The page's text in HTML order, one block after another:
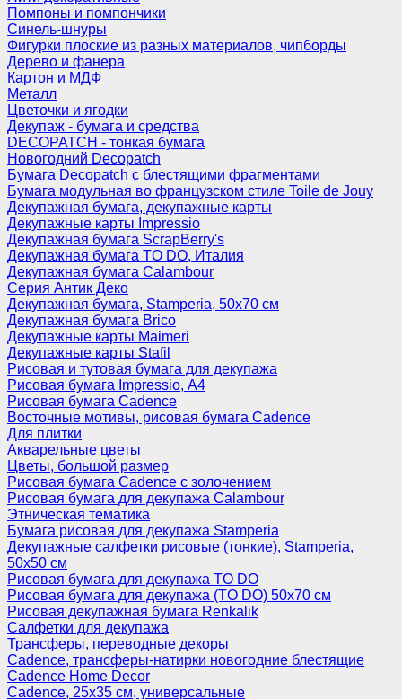
Помпоны и помпончики
Синель-шнуры
Фигурки плоские из разных материалов, чипборды
Дерево и фанера
Картон и МДФ
Металл
Цветочки и ягодки
Декупаж - бумага и средства
DECOPATCH - тонкая бумага
Новогодний Decopatch
Бумага Decopatch с блестящими фрагментами
Бумага модульная во французском стиле Toile de Jouy
Декупажная бумага, декупажные карты
Декупажные карты Impressio
Декупажная бумага ScrapBerry's
Декупажная бумага TO DO, Италия
Декупажная бумага Calambour
Серия Антик Деко
Декупажная бумага, Stamperia, 50х70 см
Декупажная бумага Brico
Декупажные карты Maimeri
Декупажные карты Stafil
Рисовая и тутовая бумага для декупажа
Рисовая бумага Impressio, А4
Рисовая бумага Cadence
Восточные мотивы, рисовая бумага Cadence
Для плитки
Акварельные цветы
Цветы, большой размер
Рисовая бумага Cadence c золочением
Рисовая бумага для декупажа Calambour
Этническая тематика
Бумага рисовая для декупажа Stamperia
Декупажные салфетки рисовые (тонкие), Stamperia,
50х50 см
Рисовая бумага для декупажа TO DO
Рисовая бумага для декупажа (TO DO) 50х70 см
Рисовая декупажная бумага Renkalik
Салфетки для декупажа
Трансферы, переводные декоры
Cadence, трансферы-натирки новогодние блестящие
Cadence Home Decor
Cadence, 25х35 см, универсальные